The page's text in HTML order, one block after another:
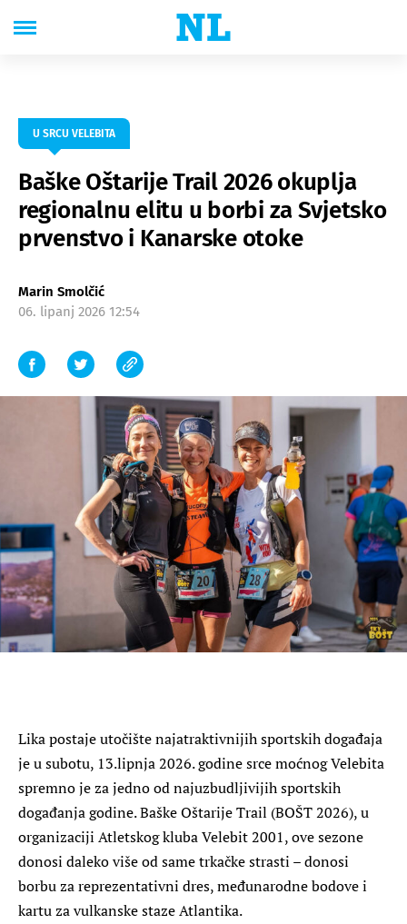
U SRCU VELEBITA
Baške Oštarije Trail 2026 okuplja
regionalnu elitu u borbi za Svjetsko
prvenstvo i Kanarske otoke
Marin Smolčić
06. lipanj 2026 12:54
Lika postaje utočište najatraktivnijih sportskih događaja
je u subotu, 13.lipnja 2026. godine srce moćnog Velebita
spremno je za jedno od najuzbudljivijih sportskih
događanja godine. Baške Oštarije Trail (BOŠT 2026), u
organizaciji Atletskog kluba Velebit 2001, ove sezone
donosi daleko više od same trkačke strasti – donosi
borbu za reprezentativni dres, međunarodne bodove i
kartu za vulkanske staze Atlantika.